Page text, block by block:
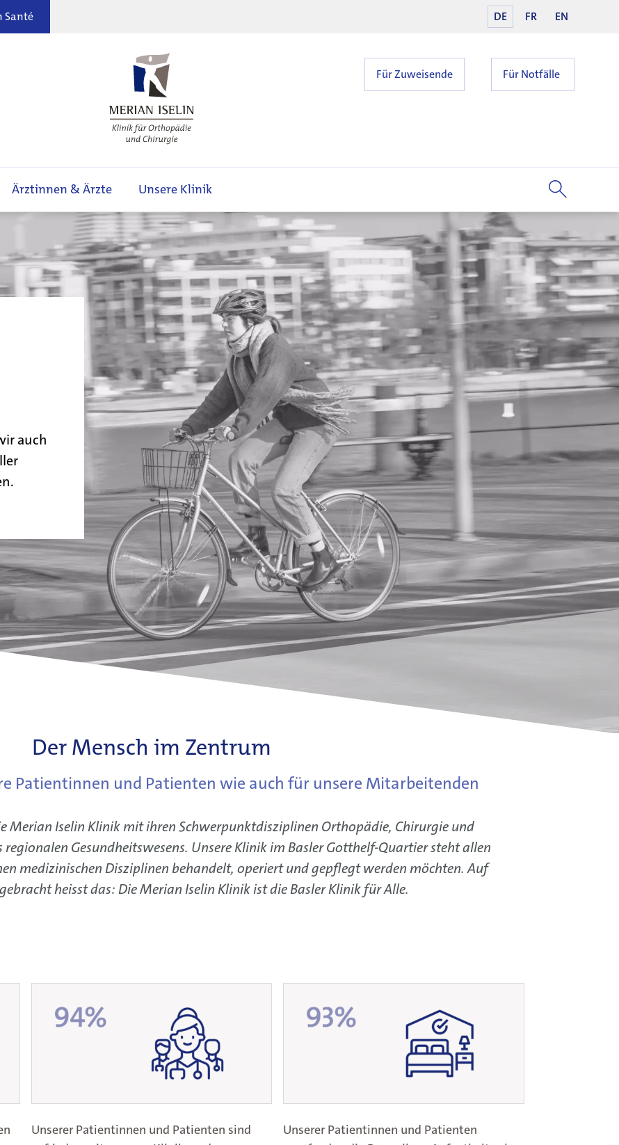
Santé DE FR EN
Für Zuweisende Für Notfälle
Ärztinnen & Ärzte Unsere Klinik
auch
Der Mensch im Zentrum
Patientinnen und Patienten wie auch für unsere Mitarbeitenden
Merian Iselin Klinik mit ihren Schwerpunktdisziplinen Orthopädie, Chirurgie und
regionalen Gesundheitswesens. Unsere Klinik im Basler Gotthelf-Quartier steht allen
medizinischen Disziplinen behandelt, operiert und gepflegt werden möchten. Auf
heisst das: Die Merian Iselin Klinik ist die Basler Klinik für Alle.
Unserer Patientinnen und Patienten sind
Unserer Patientinnen und Patienten